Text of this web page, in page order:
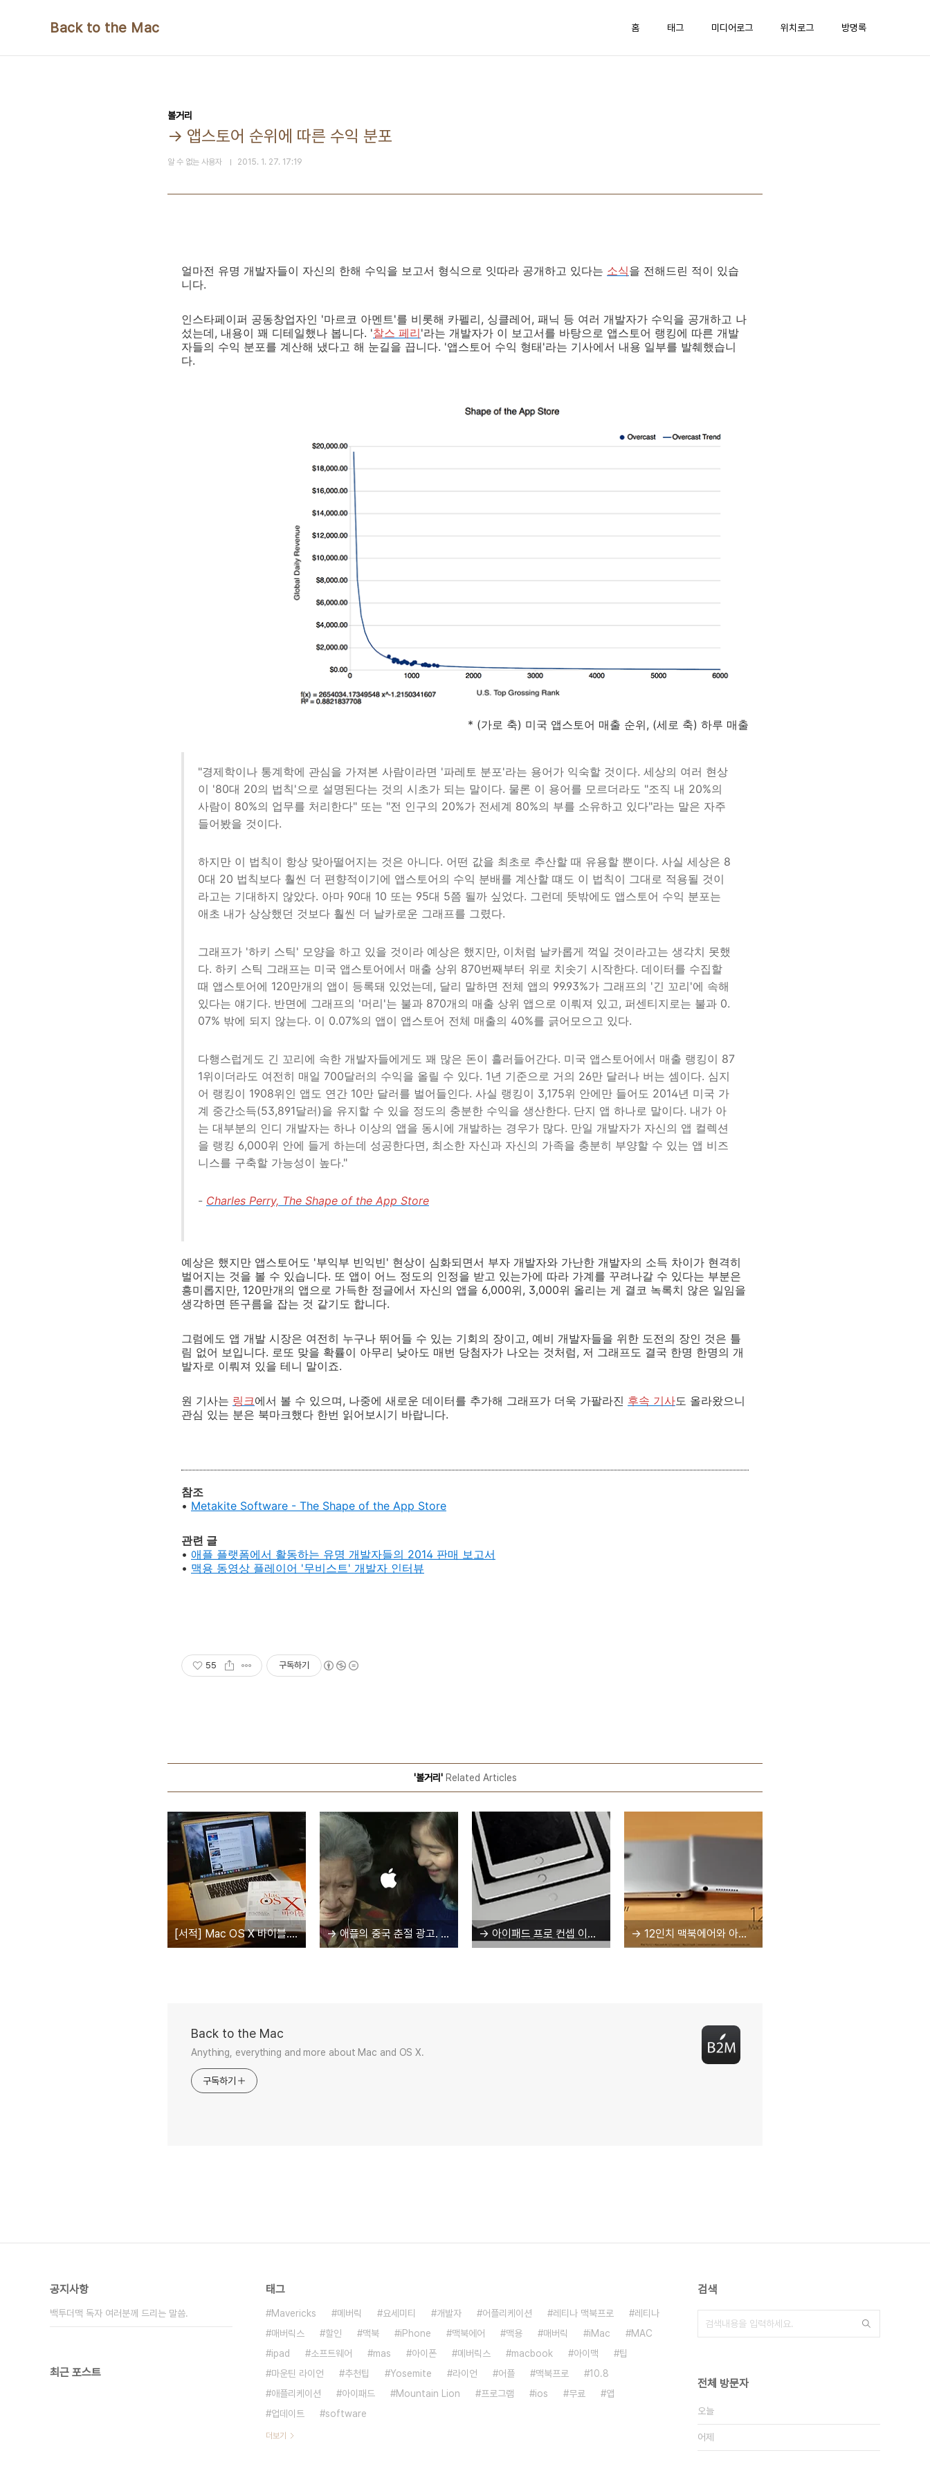
Back to the Mac 홈 태그 미디어로그 위치로그 방명록
볼거리
→ 앱스토어 순위에 따른 수익 분포
알 수 없는 사용자 2015. 1. 27. 17:19
얼마전 유명 개발자들이 자신의 한해 수익을 보고서 형식으로 잇따라 공개하고 있다는 소식을 전해드린 적이 있습
니다.
인스타페이퍼 공동창업자인 '마르코 아멘트'를 비롯해 카펠리, 싱클레어, 패닉 등 여러 개발자가 수익을 공개하고 나
섰는데, 내용이 꽤 디테일했나 봅니다. '찰스 페리'라는 개발자가 이 보고서를 바탕으로 앱스토어 랭킹에 따른 개발
자들의 수익 분포를 계산해 냈다고 해 눈길을 끕니다. '앱스토어 수익 형태'라는 기사에서 내용 일부를 발췌했습니
다.
* (가로 축) 미국 앱스토어 매출 순위, (세로 축) 하루 매출
"경제학이나 통계학에 관심을 가져본 사람이라면 '파레토 분포'라는 용어가 익숙할 것이다. 세상의 여러 현상
이 '80대 20의 법칙'으로 설명된다는 것의 시초가 되는 말이다. 물론 이 용어를 모르더라도 "조직 내 20%의
사람이 80%의 업무를 처리한다" 또는 "전 인구의 20%가 전세계 80%의 부를 소유하고 있다"라는 말은 자주
들어봤을 것이다.
하지만 이 법칙이 항상 맞아떨어지는 것은 아니다. 어떤 값을 최초로 추산할 때 유용할 뿐이다. 사실 세상은 8
0대 20 법칙보다 훨씬 더 편향적이기에 앱스토어의 수익 분배를 계산할 떄도 이 법칙이 그대로 적용될 것이
라고는 기대하지 않았다. 아마 90대 10 또는 95대 5쯤 될까 싶었다. 그런데 뜻밖에도 앱스토어 수익 분포는
애초 내가 상상했던 것보다 훨씬 더 날카로운 그래프를 그렸다.
그래프가 '하키 스틱' 모양을 하고 있을 것이라 예상은 했지만, 이처럼 날카롭게 꺽일 것이라고는 생각치 못했
다. 하키 스틱 그래프는 미국 앱스토어에서 매출 상위 870번째부터 위로 치솟기 시작한다. 데이터를 수집할
때 앱스토어에 120만개의 앱이 등록돼 있었는데, 달리 말하면 전체 앱의 99.93%가 그래프의 '긴 꼬리'에 속해
있다는 얘기다. 반면에 그래프의 '머리'는 불과 870개의 매출 상위 앱으로 이뤄져 있고, 퍼센티지로는 불과 0.
07% 밖에 되지 않는다. 이 0.07%의 앱이 앱스토어 전체 매출의 40%를 긁어모으고 있다.
다행스럽게도 긴 꼬리에 속한 개발자들에게도 꽤 많은 돈이 흘러들어간다. 미국 앱스토어에서 매출 랭킹이 87
1위이더라도 여전히 매일 700달러의 수익을 올릴 수 있다. 1년 기준으로 거의 26만 달러나 버는 셈이다. 심지
어 랭킹이 1908위인 앱도 연간 10만 달러를 벌어들인다. 사실 랭킹이 3,175위 안에만 들어도 2014년 미국 가
계 중간소득(53,891달러)을 유지할 수 있을 정도의 충분한 수익을 생산한다. 단지 앱 하나로 말이다. 내가 아
는 대부분의 인디 개발자는 하나 이상의 앱을 동시에 개발하는 경우가 많다. 만일 개발자가 자신의 앱 컬렉션
을 랭킹 6,000위 안에 들게 하는데 성공한다면, 최소한 자신과 자신의 가족을 충분히 부양할 수 있는 앱 비즈
니스를 구축할 가능성이 높다."
- Charles Perry, The Shape of the App Store
예상은 했지만 앱스토어도 '부익부 빈익빈' 현상이 심화되면서 부자 개발자와 가난한 개발자의 소득 차이가 현격히
벌어지는 것을 볼 수 있습니다. 또 앱이 어느 정도의 인정을 받고 있는가에 따라 가계를 꾸려나갈 수 있다는 부분은
흥미롭지만, 120만개의 앱으로 가득한 정글에서 자신의 앱을 6,000위, 3,000위 올리는 게 결코 녹록치 않은 일임을
생각하면 뜬구름을 잡는 것 같기도 합니다.
그럼에도 앱 개발 시장은 여전히 누구나 뛰어들 수 있는 기회의 장이고, 예비 개발자들을 위한 도전의 장인 것은 틀
림 없어 보입니다. 로또 맞을 확률이 아무리 낮아도 매번 당첨자가 나오는 것처럼, 저 그래프도 결국 한명 한명의 개
발자로 이뤄져 있을 테니 말이죠.
원 기사는 링크에서 볼 수 있으며, 나중에 새로운 데이터를 추가해 그래프가 더욱 가팔라진 후속 기사도 올라왔으니
관심 있는 분은 북마크했다 한번 읽어보시기 바랍니다.
참조
• Metakite Software - The Shape of the App Store
관련 글
• 애플 플랫폼에서 활동하는 유명 개발자들의 2014 판매 보고서
• 맥용 동영상 플레이어 '무비스트' 개발자 인터뷰
55 구독하기
'볼거리'Related Articles
[서적] Mac OS X 바이블... 맥 프로부터 맥북까지 모든 Mac 사용자를 위한 활용 가이드 북 → 애플의 중국 춘절 광고. 그리고 애플과 중국 → 아이패드 프로 컨셉 이미지 → 12인치 맥북에어와 아이패드 프로를 나란히 놓으면 이런 분위기! '애플 신제품들의 전투'
Back to the Mac
Anything, everything and more about Mac and OS X.
구독하기
공지사항
백투더맥 독자 여러분께 드리는 말씀.
최근 포스트
태그
Mavericks 메버릭 요세미티 개발자 어플리케이션 레티나 맥북프로
레티나
매버릭스
할인 맥북 iPhone 맥북에어 맥용 매버릭 iMac
MAC
ipad
소프트웨어 mas 아이폰 메버릭스 macbook 아이맥
팁
마운틴 라이언
추천팁 Yosemite 라이언 어플 맥북프로
10.8
애플리케이션
아이패드 Mountain Lion 프로그램 ios 무료
앱
업데이트
software
더보기
검색
전체 방문자
오늘
어제